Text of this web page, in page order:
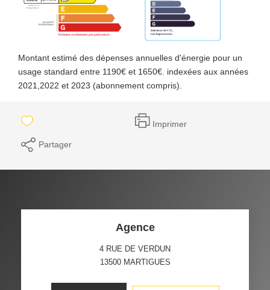
Montant estimé des dépenses annuelles d'énergie pour un
usage standard entre 1190€ et 1650€. indexées aux années
2021,2022 et 2023 (abonnement compris).
Imprimer
Partager
Agence
4 RUE DE VERDUN
13500 MARTIGUES